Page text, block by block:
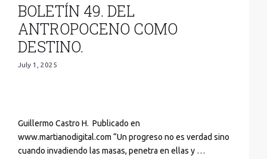
BOLETÍN 49. DEL
ANTROPOCENO COMO
DESTINO.
July 1, 2025
Guillermo Castro H. Publicado en
www.martianodigital.com “Un progreso no es verdad sino
cuando invadiendo las masas, penetra en ellas y …